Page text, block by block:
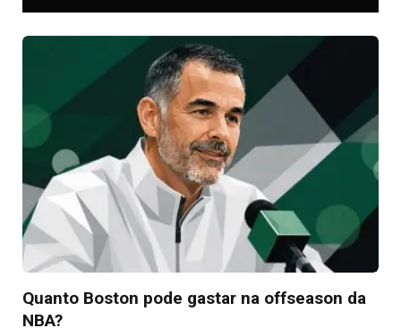
Quanto Boston pode gastar na offseason da
NBA?